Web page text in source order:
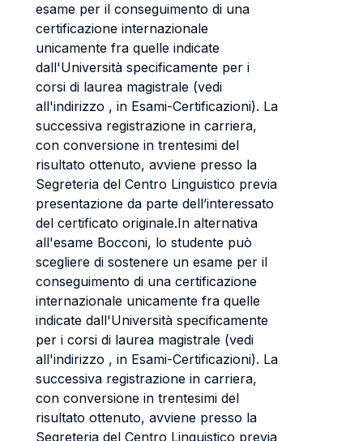
esame per il conseguimento di una
certificazione internazionale
unicamente fra quelle indicate
dall'Università specificamente per i
corsi di laurea magistrale (vedi
all'indirizzo , in Esami-Certificazioni). La
successiva registrazione in carriera,
con conversione in trentesimi del
risultato ottenuto, avviene presso la
Segreteria del Centro Linguistico previa
presentazione da parte dell’interessato
del certificato originale.In alternativa
all'esame Bocconi, lo studente può
scegliere di sostenere un esame per il
conseguimento di una certificazione
internazionale unicamente fra quelle
indicate dall'Università specificamente
per i corsi di laurea magistrale (vedi
all'indirizzo , in Esami-Certificazioni). La
successiva registrazione in carriera,
con conversione in trentesimi del
risultato ottenuto, avviene presso la
Segreteria del Centro Linguistico previa